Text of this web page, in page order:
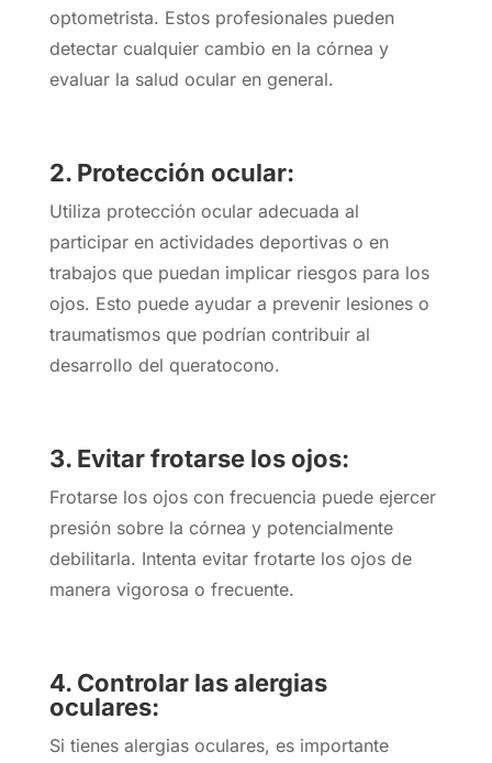
optometrista. Estos profesionales pueden
detectar cualquier cambio en la córnea y
evaluar la salud ocular en general.
2. Protección ocular:
Utiliza protección ocular adecuada al
participar en actividades deportivas o en
trabajos que puedan implicar riesgos para los
ojos. Esto puede ayudar a prevenir lesiones o
traumatismos que podrían contribuir al
desarrollo del queratocono.
3. Evitar frotarse los ojos:
Frotarse los ojos con frecuencia puede ejercer
presión sobre la córnea y potencialmente
debilitarla. Intenta evitar frotarte los ojos de
manera vigorosa o frecuente.
4. Controlar las alergias
oculares:
Si tienes alergias oculares, es importante